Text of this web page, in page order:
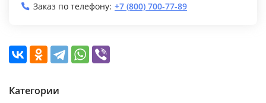
Заказ по телефону: +7 (800) 700-77-89
Категории